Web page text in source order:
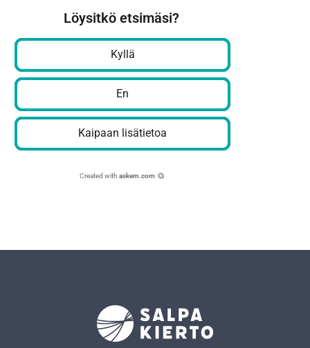
Löysitkö etsimäsi?
Kyllä
En
Kaipaan lisätietoa
Created with askem.com